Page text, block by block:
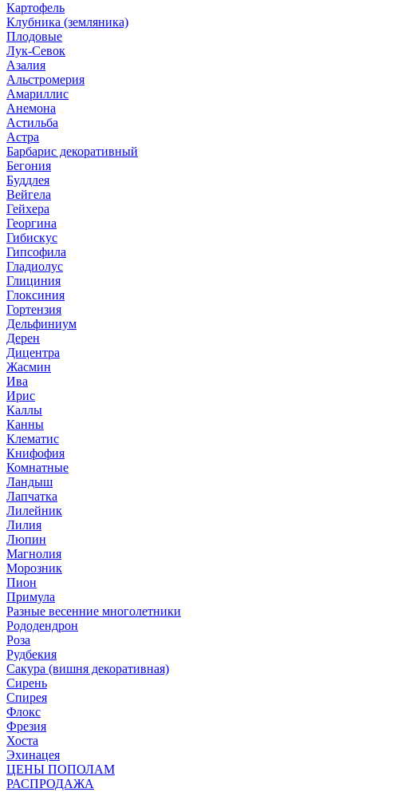
Картофель
Клубника (земляника)
Плодовые
Лук-Севок
Азалия
Альстромерия
Амариллис
Анемона
Астильба
Астра
Барбарис декоративный
Бегония
Буддлея
Вейгела
Гейхера
Георгина
Гибискус
Гипсофила
Гладиолус
Глициния
Глоксиния
Гортензия
Дельфиниум
Дерен
Дицентра
Жасмин
Ива
Ирис
Каллы
Канны
Клематис
Книфофия
Комнатные
Ландыш
Лапчатка
Лилейник
Лилия
Люпин
Магнолия
Морозник
Пион
Примула
Разные весенние многолетники
Рододендрон
Роза
Рудбекия
Сакура (вишня декоративная)
Сирень
Спирея
Флокс
Фрезия
Хоста
Эхинацея
ЦЕНЫ ПОПОЛАМ
РАСПРОДАЖА